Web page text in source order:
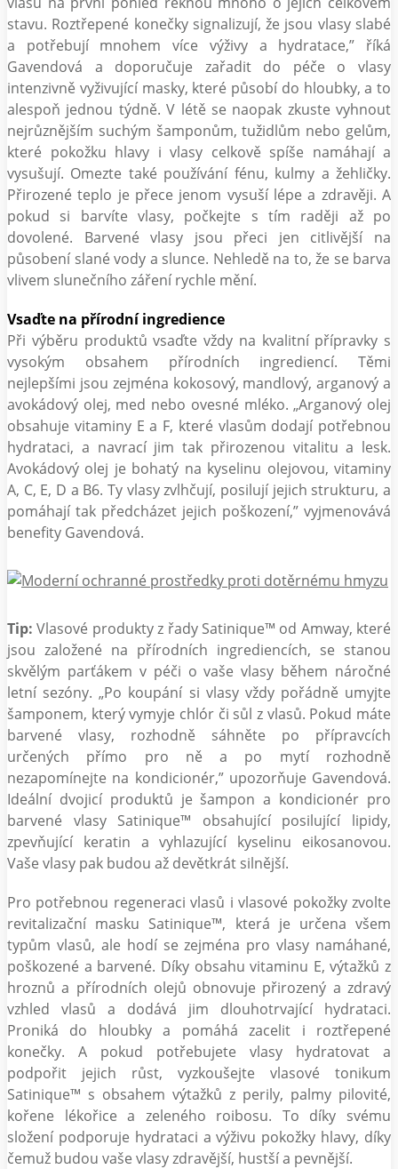
stavu. Roztřepené konečky signalizují, že jsou vlasy slabé
a potřebují mnohem více výživy a hydratace,” říká
Gavendová a doporučuje zařadit do péče o vlasy
intenzivně vyživující masky, které působí do hloubky, a to
alespoň jednou týdně. V létě se naopak zkuste vyhnout
nejrůznějším suchým šamponům, tužidlům nebo gelům,
které pokožku hlavy i vlasy celkově spíše namáhají a
vysušují. Omezte také používání fénu, kulmy a žehličky.
Přirozené teplo je přece jenom vysuší lépe a zdravěji. A
pokud si barvíte vlasy, počkejte s tím raději až po
dovolené. Barvené vlasy jsou přeci jen citlivější na
působení slané vody a slunce. Nehledě na to, že se barva
vlivem slunečního záření rychle mění.
Vsaďte na přírodní ingredience
Při výběru produktů vsaďte vždy na kvalitní přípravky s
vysokým obsahem přírodních ingrediencí. Těmi
nejlepšími jsou zejména kokosový, mandlový, arganový a
avokádový olej, med nebo ovesné mléko. „Arganový olej
obsahuje vitaminy E a F, které vlasům dodají potřebnou
hydrataci, a navrací jim tak přirozenou vitalitu a lesk.
Avokádový olej je bohatý na kyselinu olejovou, vitaminy
A, C, E, D a B6. Ty vlasy zvlhčují, posilují jejich strukturu, a
pomáhají tak předcházet jejich poškození,” vyjmenovává
benefity Gavendová.
Tip: Vlasové produkty z řady Satinique™ od Amway, které
jsou založené na přírodních ingrediencích, se stanou
skvělým parťákem v péči o vaše vlasy během náročné
letní sezóny. „Po koupání si vlasy vždy pořádně umyjte
šamponem, který vymyje chlór či sůl z vlasů. Pokud máte
barvené vlasy, rozhodně sáhněte po přípravcích
určených přímo pro ně a po mytí rozhodně
nezapomínejte na kondicionér,” upozorňuje Gavendová.
Ideální dvojicí produktů je šampon a kondicionér pro
barvené vlasy Satinique™ obsahující posilující lipidy,
zpevňující keratin a vyhlazující kyselinu eikosanovou.
Vaše vlasy pak budou až devětkrát silnější.
Pro potřebnou regeneraci vlasů i vlasové pokožky zvolte
revitalizační masku Satinique™, která je určena všem
typům vlasů, ale hodí se zejména pro vlasy namáhané,
poškozené a barvené. Díky obsahu vitaminu E, výtažků z
hroznů a přírodních olejů obnovuje přirozený a zdravý
vzhled vlasů a dodává jim dlouhotrvající hydrataci.
Proniká do hloubky a pomáhá zacelit i roztřepené
konečky. A pokud potřebujete vlasy hydratovat a
podpořit jejich růst, vyzkoušejte vlasové tonikum
Satinique™ s obsahem výtažků z perily, palmy pilovité,
kořene lékořice a zeleného roibosu. To díky svému
složení podporuje hydrataci a výživu pokožky hlavy, díky
čemuž budou vaše vlasy zdravější, hustší a pevnější.